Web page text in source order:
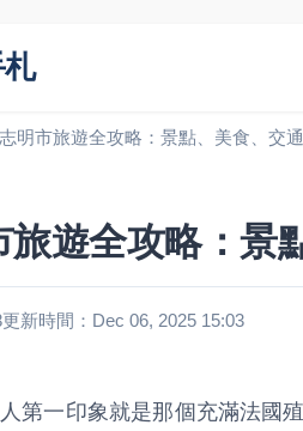
明市旅遊全攻略：景點、美食、交
旅遊全攻略：景
更新時間：Dec 06, 2025 15:03
第一印象就是那個充滿法國